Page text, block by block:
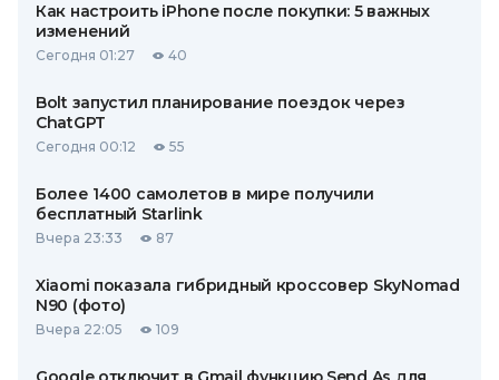
Как настроить iPhone после покупки: 5 важных
изменений
Сегодня 01:27 40
Bolt запустил планирование поездок через
ChatGPT
Сегодня 00:12 55
Более 1400 самолетов в мире получили
бесплатный Starlink
Вчера 23:33 87
Xiaomi показала гибридный кроссовер SkyNomad
N90 (фото)
Вчера 22:05 109